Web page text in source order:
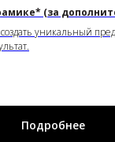
(за
уникальный
Подробнее